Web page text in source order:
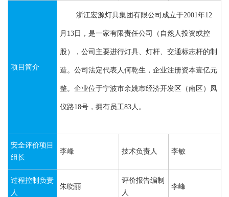
项目简介
浙江宏源灯具集团有限公司成立于2001年12
月 13 日，是一家有限责任公司（自然人投资或控
股），公司主要进行灯具、灯杆、交通标志杆的制
造。公司法定代表人何乾生，企业注册资本壹亿元
整。企业位于宁波市余姚市经济开发区（南区）凤
仪路18号，拥有员工83人。
安全评价项目
组长
李峰 技术负责人 李敏
过程控制负责
人
朱晓丽
评价报告编制
人
李峰